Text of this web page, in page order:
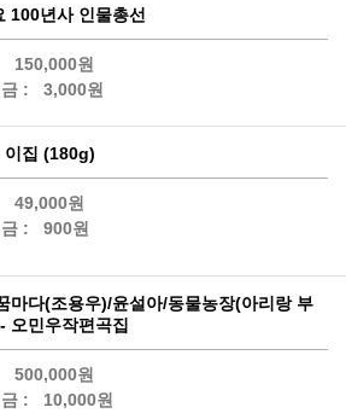
100년사 인물총선
150,000원
:
3,000원
이집 (180g)
49,000원
:
900원
마다(조용우)/윤설아/동물농장(아리랑 부
오민우작편곡집
500,000원
:
10,000원